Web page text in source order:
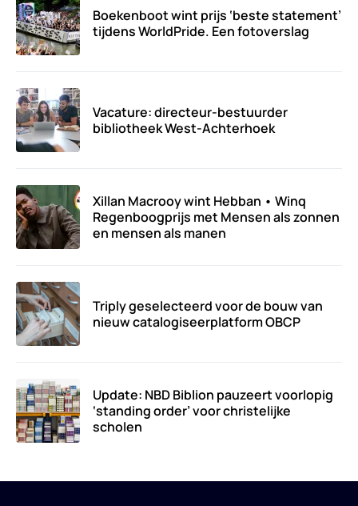
Boekenboot wint prijs ‘beste statement’
tijdens WorldPride. Een fotoverslag
Vacature: directeur-bestuurder
bibliotheek West-Achterhoek
Xillan Macrooy wint Hebban • Winq
Regenboogprijs met Mensen als zonnen
en mensen als manen
Triply geselecteerd voor de bouw van
nieuw catalogiseerplatform OBCP
Update: NBD Biblion pauzeert voorlopig
‘standing order’ voor christelijke
scholen